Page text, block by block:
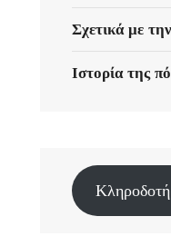
Σχετικά με
Ιστορία της